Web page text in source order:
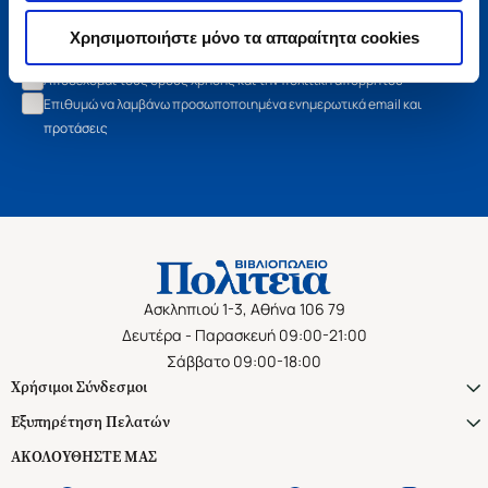
Χρησιμοποιήστε μόνο τα απαραίτητα cookies
Αποδέχομαι τους όρους χρήσης και την πολιτική απορρήτου
Επιθυμώ να λαμβάνω προσωποποιημένα ενημερωτικά email και
προτάσεις
Ασκληπιού 1-3, Αθήνα 106 79
Δευτέρα - Παρασκευή 09:00-21:00
Σάββατο 09:00-18:00
Χρήσιμοι Σύνδεσμοι
Εξυπηρέτηση Πελατών
ΑΚΟΛΟΥΘΗΣΤΕ ΜΑΣ